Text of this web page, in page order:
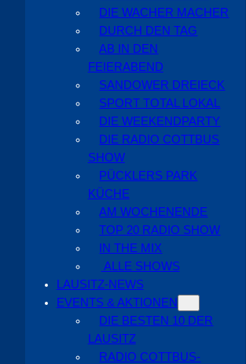
DIE WACHER MACHER
DURCH DEN TAG
AB IN DEN
FEIERABEND
SANDOWER DREIECK
SPORT TOTAL LOKAL
DIE WEEKENDPARTY
DIE RADIO COTTBUS
SHOW
PÜCKLERS PARK
KÜCHE
AM WOCHENENDE
TOP 20 RADIO SHOW
IN THE MIX
ALLE SHOWS
LAUSITZ-NEWS
EVENTS & AKTIONEN
DIE BESTEN 10 DER
LAUSITZ
RADIO COTTBUS-